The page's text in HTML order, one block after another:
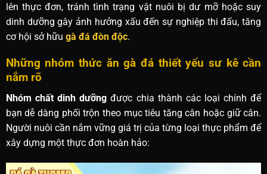
lên thực đơn, tránh tình trạng vật nuôi bị dư mỡ hoặc suy
dinh dưỡng gây ảnh hưởng xấu đến sự nghiệp thi đấu, tăng
cơ hội sở hữu gà đá đòn độc.
Những nhóm thức ăn gà đá thiết yếu sư kê cần
nắm rõ
Nhóm chất dinh dưỡng được chia thành các loại chính để
bạn dễ dàng phối trộn theo mục tiêu tăng cân hoặc giữ cân.
Người nuôi cần nắm vững giá trị của từng loại thực phẩm để
xây dựng một thực đơn hoàn hảo: